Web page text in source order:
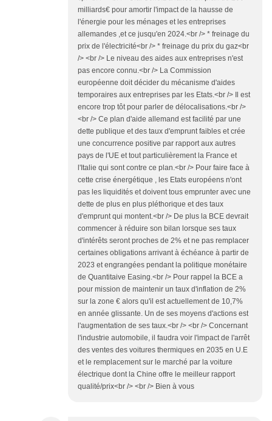
milliards€ pour amortir l'impact de la hausse de
l'énergie pour les ménages et les entreprises
allemandes ,et ce jusqu'en 2024.<br /> * freinage du
prix de l'électricité<br /> * freinage du prix du gaz<br
/> <br /> Le niveau des aides aux entreprises n'est
pas encore connu.<br /> La Commission
européenne doit décider du mécanisme d'aides
temporaires aux entreprises par les Etats.<br /> Il est
encore trop tôt pour parler de délocalisations.<br />
<br /> Ce plan d'aide allemand est facilité par une
dette publique et des taux d'emprunt faibles et crée
une concurrence positive par rapport aux autres
pays de l'UE et tout particulièrement la France et
l'Italie qui sont contre ce plan.<br /> Pour faire face à
cette crise énergétique , les Etats européens n'ont
pas les liquidités et doivent tous emprunter avec une
dette de plus en plus pléthorique et des taux
d'emprunt qui montent.<br /> De plus la BCE devrait
commencer à réduire son bilan lorsque ses taux
d'intérêts seront proches de 2% et ne pas remplacer
certaines obligations arrivant à échéance à partir de
2023 et engrangées pendant la politique monétaire
de Quantitaive Easing.<br /> Pour rappel la BCE a
pour mission de maintenir un taux d'inflation de 2%
sur la zone € alors qu'il est actuellement de 10,7%
en année glissante. Un de ses moyens d'actions est
l'augmentation de ses taux.<br /> <br /> Concernant
l'industrie automobile, il faudra voir l'impact de l'arrêt
des ventes des voitures thermiques en 2035 en U.E
et le remplacement sur le marché par la voiture
électrique dont la Chine offre le meilleur rapport
qualité/prix<br /> <br /> Bien à vous